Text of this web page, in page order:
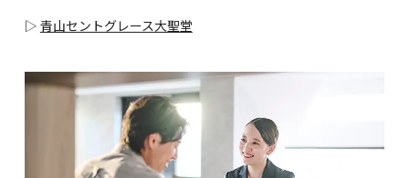
▷ 青山セントグレース大聖堂